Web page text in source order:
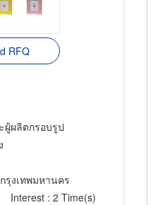
RFQ
ผู้ผลิตกรอบรูป
กรุงเทพมหานคร
Interest : 2 Time(s)